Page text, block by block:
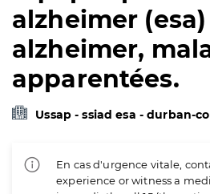
alzheimer (esa)
alzheimer,
apparentées.
Ussap - ssiad esa - durban-
En cas d'urgence vitale,
experience or witness a